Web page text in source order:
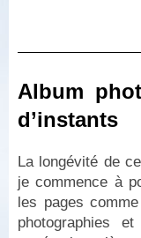
Album
d’instants
La longévité de
je commence à
les pages
photographies